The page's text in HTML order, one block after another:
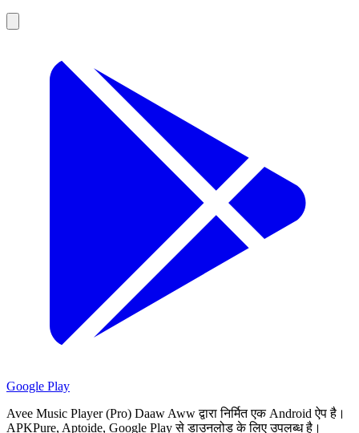
Google Play
Avee Music Player (Pro) Daaw Aww द्वारा निर्मित एक Android ऐप है।
APKPure, Aptoide, Google Play से डाउनलोड के लिए उपलब्ध है।